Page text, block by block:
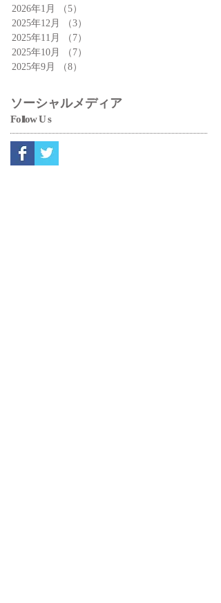
2026年1月
（5）
2025年12月
（3）
2025年11月
（7）
2025年10月
（7）
2025年9月
（8）
ソーシャルメディア
FollowUs